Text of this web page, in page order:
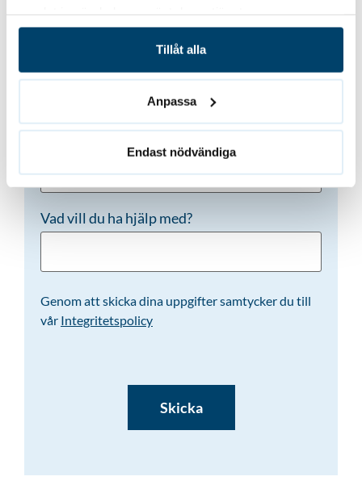
Tillåt alla
Anpassa
Endast nödvändiga
Vad vill du ha hjälp med?
Genom att skicka dina uppgifter samtycker du till
vår Integritetspolicy